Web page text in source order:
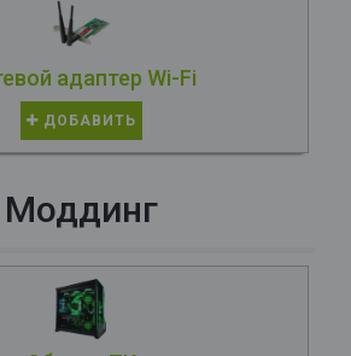
адаптер Wi-Fi
ДОБАВИТЬ
Моддинг